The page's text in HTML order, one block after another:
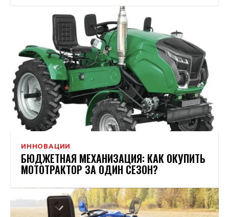
ИННОВАЦИИ
БЮДЖЕТНАЯ МЕХАНИЗАЦИЯ: КАК ОКУПИТЬ
МОТОТРАКТОР ЗА ОДИН СЕЗОН?